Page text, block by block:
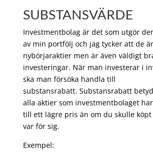
SUBSTANSVÄRDE
Investmentbolag är det som utgör
av min portfölj och jag tycker att de
nybörjaraktier men är även väldigt
investeringar. När man investerar i
ska man försöka handla till
substansrabatt. Substansrabatt
alla aktier som investmentbolaget
till ett lägre pris än om du skulle köpt
var för sig.
Exempel: